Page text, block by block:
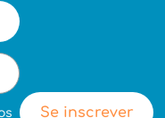
Se inscrever